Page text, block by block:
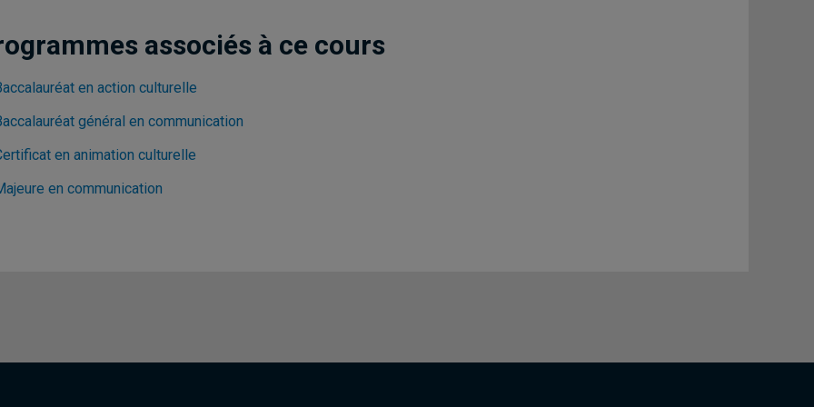
associés à ce cours
en action culturelle
général en communication
en animation culturelle
en communication